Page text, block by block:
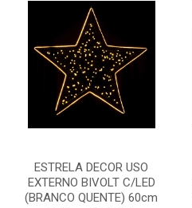
ESTRELA DECOR USO
EXTERNO BIVOLT C/LED
(BRANCO QUENTE) 60cm